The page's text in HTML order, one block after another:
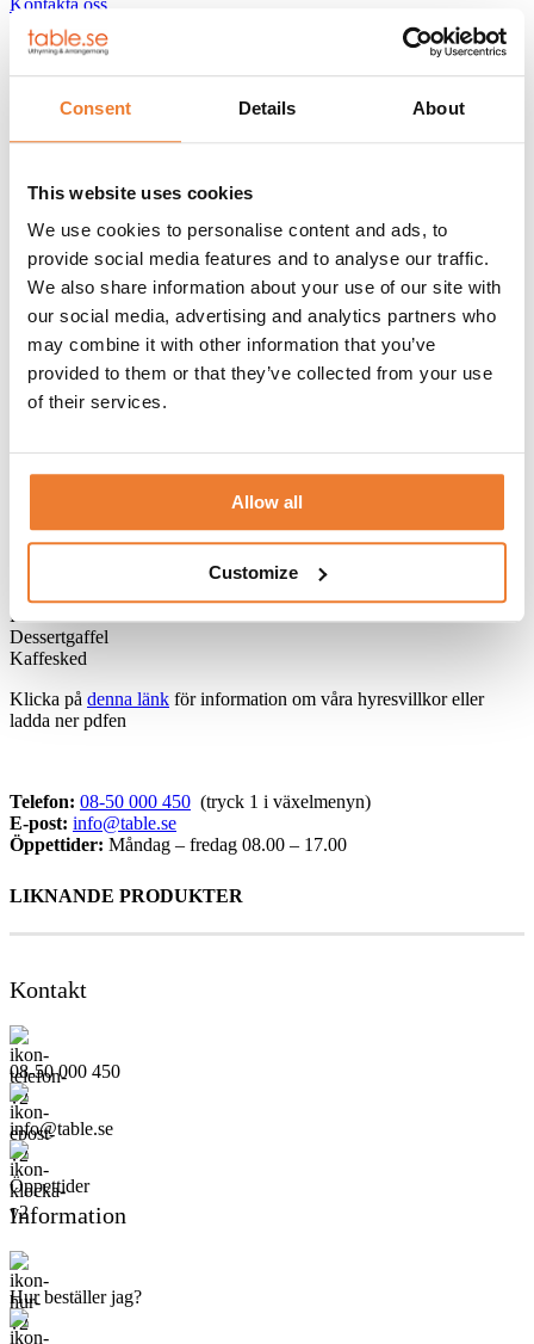
Consent Details About
This website uses cookies
We use cookies to personalise content and ads, to
provide social media features and to analyse our traffic.
We also share information about your use of our site with
our social media, advertising and analytics partners who
may combine it with other information that you’ve
provided to them or that they’ve collected from your use
of their services.
Allow all
Customize
Kuvert
exklusiv
HYRESVILLKOR
Komplett kuvert för 3-rätters middag med kaffeservering. Bord,
stolar, dukar och linne hyrs separat.
INNEHÅLL:
Förrättstallrik 24 cm
Varmrättstallrik 26 cm
Desserttallrik 21 cm
Brödassiett 17 cm
Förrättsgaffel
Förrättskniv
Dessertsked
Dessertgaffel
Kaffesked
Klicka på denna länk för information om våra hyresvillkor eller
ladda ner pdfen
Telefon: 08-50 000 450 (tryck 1 i växelmenyn)
E-post: info@table.se
Öppettider: Måndag – fredag 08.00 – 17.00
LIKNANDE PRODUKTER
Kontakt
08-50 000 450
info@table.se
Öppettider
Information
Hur beställer jag?